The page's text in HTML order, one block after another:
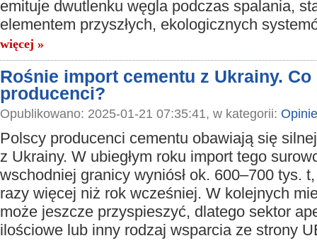
emituje dwutlenku węgla podczas spalania,
elementem przyszłych, ekologicznych
więcej »
Rośnie import cementu z Ukrainy.
producenci?
Opublikowano: 2025-01-21 07:35:41, w kategorii: Opinie
Polscy producenci cementu obawiają się
z Ukrainy. W ubiegłym roku import tego
wschodniej granicy wyniósł ok. 600–700 tys.
razy więcej niż rok wcześniej. W kolejnych
może jeszcze przyspieszyć, dlatego sektor
ilościowe lub inny rodzaj wsparcia ze strony